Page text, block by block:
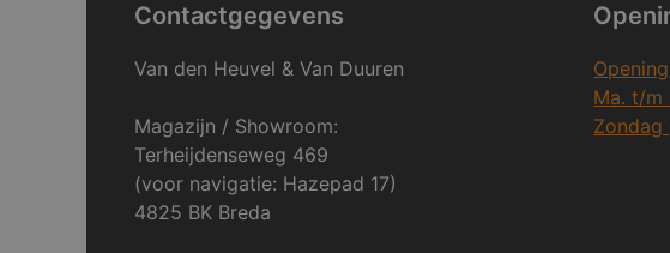
Contactgegevens
Van den Heuvel & Van Duuren
Magazijn / Showroom:
Terheijdenseweg 469
(voor navigatie: Hazepad 17)
4825 BK Breda
Ma. t/m
Zondag